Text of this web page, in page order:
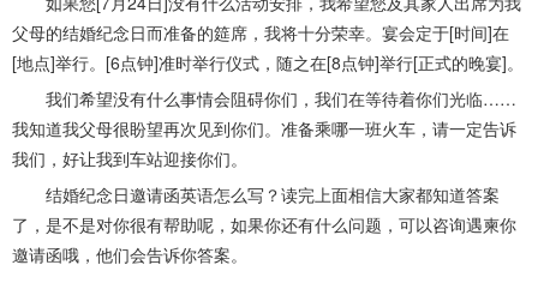
父母的结婚纪念日而准备的筵席，我将十分荣幸。宴会定于[时间]在
[地点]举行。[6点钟]准时举行仪式，随之在[8点钟]举行[正式的晚宴]。
我们希望没有什么事情会阻碍你们，我们在等待着你们光临……
我知道我父母很盼望再次见到你们。准备乘哪一班火车，请一定告诉
我们，好让我到车站迎接你们。
结婚纪念日邀请函英语怎么写？读完上面相信大家都知道答案
了，是不是对你很有帮助呢，如果你还有什么问题，可以咨询遇柬你
邀请函哦，他们会告诉你答案。